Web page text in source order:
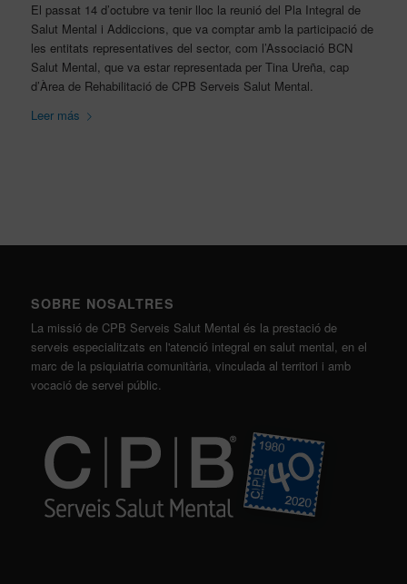
El passat 14 d’octubre va tenir lloc la reunió del Pla Integral de
Salut Mental i Addiccions, que va comptar amb la participació de
les entitats representatives del sector, com l’Associació BCN
Salut Mental, que va estar representada per Tina Ureña, cap
d’Àrea de Rehabilitació de CPB Serveis Salut Mental.
Leer más
SOBRE NOSALTRES
La missió de CPB Serveis Salut Mental és la prestació de
serveis especialitzats en l'atenció integral en salut mental, en el
marc de la psiquiatria comunitària, vinculada al territori i amb
vocació de servei públic.